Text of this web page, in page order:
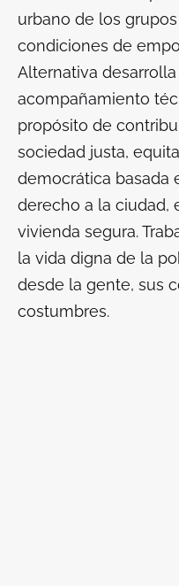
urbano de los
condiciones de
Alternativa
acompañamiento
propósito de
sociedad justa,
democrática basada
derecho a la ciudad,
vivienda segura.
la vida digna de la
desde la gente, sus
costumbres.